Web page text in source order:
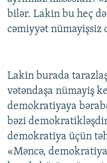
bilər. Lakin bu heç
cəmiyyət nümayişsiz
Lakin burada
vətəndaşa nümayiş
demokratiyaya
bəzi
demokratiya üçün
«Məncə,